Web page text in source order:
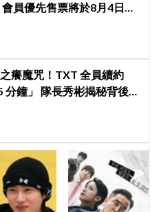
員優先售票將於8月4日開
癢魔咒！TXT 全員續約
分鐘」 隊長秀彬揭秘背後原